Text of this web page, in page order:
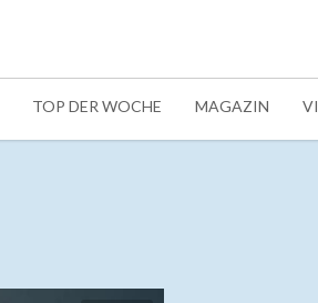
TOP DER WOCHE MAGAZIN